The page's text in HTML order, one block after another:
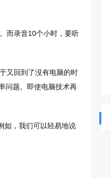
而录音10个小时，要听
又回到了没有电脑的时
问题。即使电脑技术再
如，我们可以轻易地说